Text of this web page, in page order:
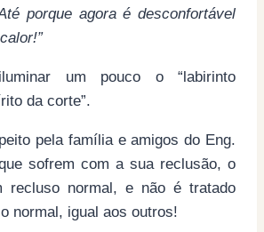
porque agora é desconfortável
um pouco o “labirinto
da corte”.
pela família e amigos do Eng.
sofrem com a sua reclusão, o
recluso normal, e não é tratado
normal, igual aos outros!